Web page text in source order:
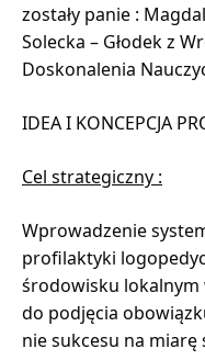
zostały panie :
Solecka – Głodek z
Doskonalenia
IDEA I KONCEPCJA
Cel strategiczny :
Wprowadzenie
profilaktyki
środowisku lokalnym
do podjęcia
nie sukcesu na